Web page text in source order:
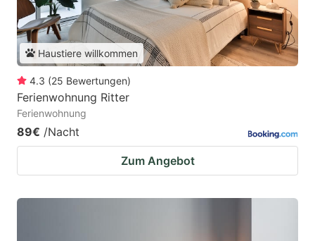
Haustiere willkommen
4.3 (25 Bewertungen)
Ferienwohnung Ritter
Ferienwohnung
89€ /Nacht
Zum Angebot